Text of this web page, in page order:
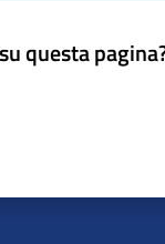
questa